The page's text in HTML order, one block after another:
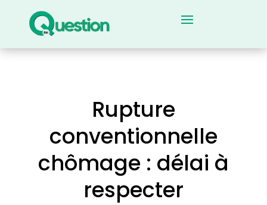
Rupture
conventionnelle
chômage : délai à
respecter